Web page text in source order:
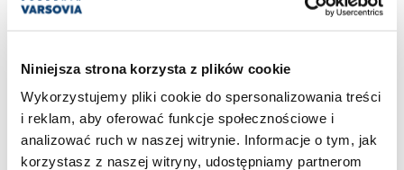
Niniejsza strona korzysta z plików cookie
Wykorzystujemy pliki cookie do spersonalizowania treści
i reklam, aby oferować funkcje społecznościowe i
analizować ruch w naszej witrynie. Informacje o tym, jak
korzystasz z naszej witryny, udostępniamy partnerom